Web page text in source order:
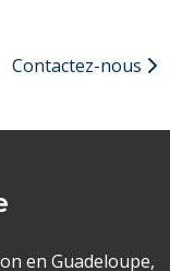
Contactez-nous
en Guadeloupe,